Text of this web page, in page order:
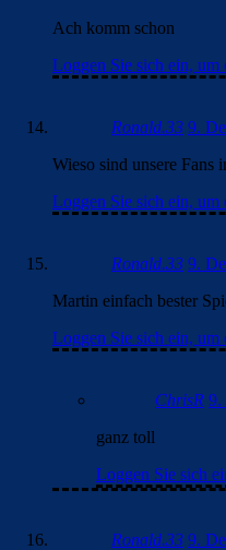
Ach komm schon
Loggen Sie sich ein, um
Ronald.33 9.
Wieso sind unsere Fans
Loggen Sie sich ein, um
Ronald.33 9.
Martin einfach bester
Loggen Sie sich ein, um
ChrisR 9.
ganz toll
Loggen Sie sich
Ronald.33 9.